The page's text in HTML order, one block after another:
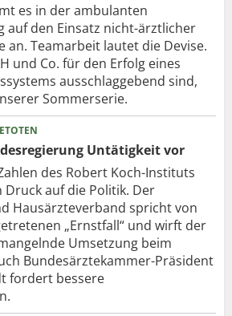
es in der ambulanten
auf den Einsatz nicht-ärztlicher
an. Teamarbeit lautet die Devise.
und Co. für den Erfolg eines
ausschlaggebend sind,
Sommerserie.
Untätigkeit vor
des Robert Koch-Instituts
auf die Politik. Der
Hausärzteverband spricht von
„Ernstfall“ und wirft der
Umsetzung beim
Bundesärztekammer-Präsident
fordert bessere